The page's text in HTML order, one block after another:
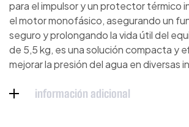
para el impulsor y un protector térmico
el motor monofásico, asegurando un
seguro y prolongando la vida útil del
de 5,5 kg, es una solución compacta y
mejorar la presión del agua en diversas
información adicional